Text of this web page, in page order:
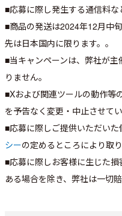
■応募に際し発生する通信料な
■商品の発送は2024年12月中
先は日本国内に限ります。。
■当キャンペーンは、弊社が
りません。
■Xおよび関連ツールの動作等
を予告なく変更・中止させて
■応募に際しご提供いただい
シーの定めるところにより取
■応募に際しお客様に生じた
ある場合を除き、弊社は一切